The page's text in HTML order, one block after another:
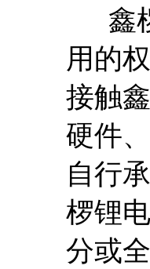
鑫椤
用的
接触
硬件
自行
椤锂
分或